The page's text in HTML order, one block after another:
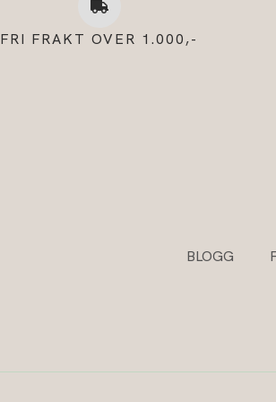
FRI FRAKT OVER 1.000,-
BLOGG